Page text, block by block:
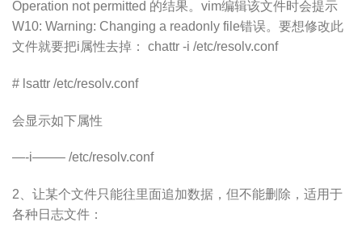
Operation not permitted 的结果。vim编辑该文件时会提示
W10: Warning: Changing a readonly file错误。要想修改此
文件就要把i属性去掉： chattr -i /etc/resolv.conf
# lsattr /etc/resolv.conf
会显示如下属性
—-i——– /etc/resolv.conf
2、让某个文件只能往里面追加数据，但不能删除，适用于
各种日志文件：